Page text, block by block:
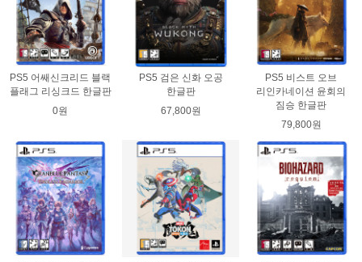
PS5 어쌔신크리드 블랙
플래그 리싱크드 한글판
0원
PS5 검은 신화 오공
한글판
67,800원
PS5 비스트 오브
리인카네이션 윤회의
짐승 한글판
79,800원